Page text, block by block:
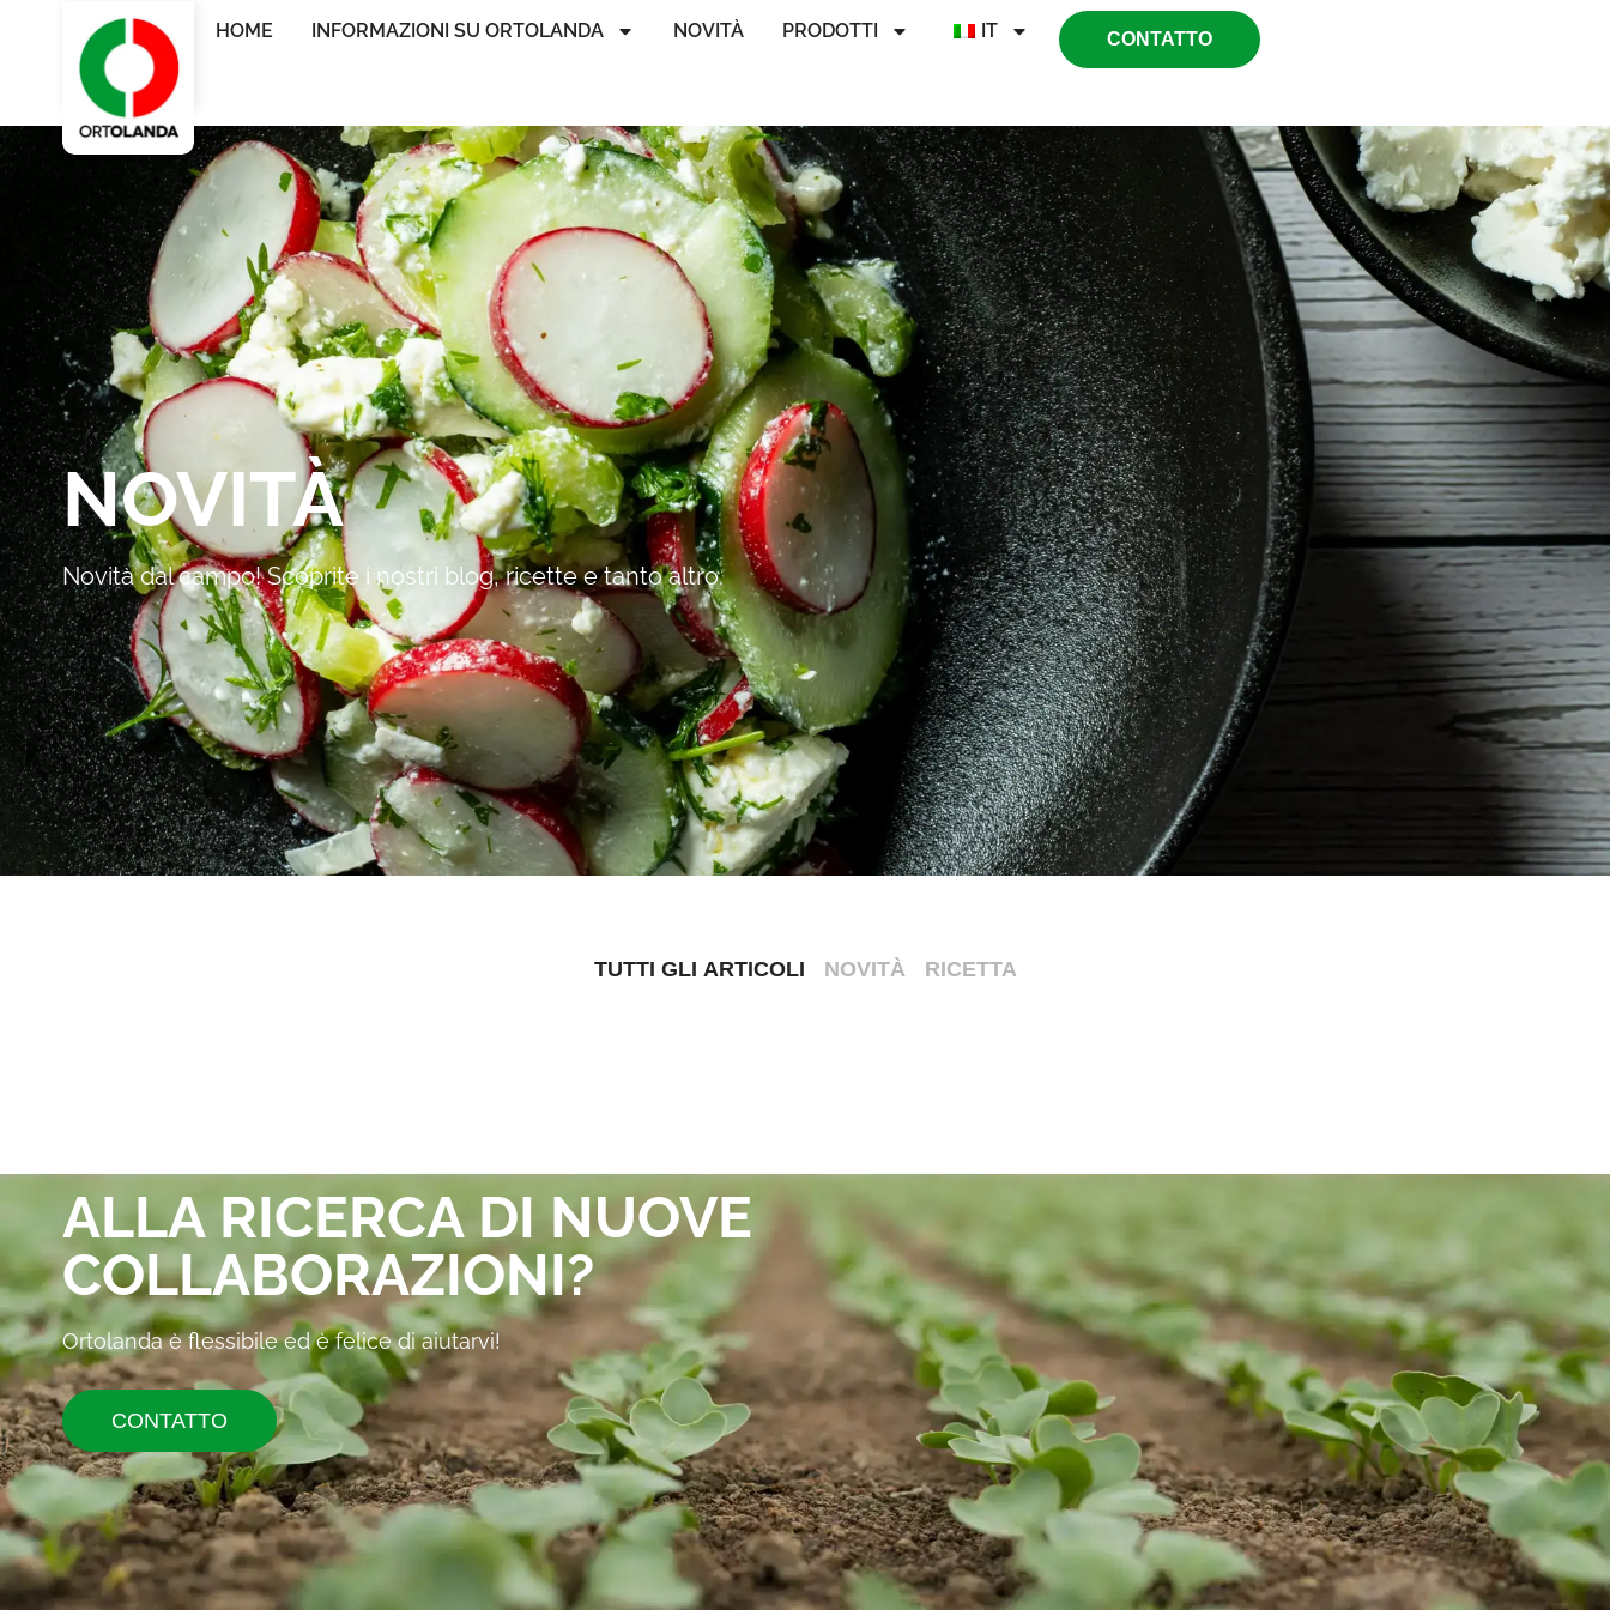
HOME INFORMAZIONI SU ORTOLANDA NOVITÀ PRODOTTI IT CONTATTO
NOVITÀ
Novità dal campo! Scoprite i nostri blog, ricette e tanto altro.
NOVITÀ RICETTA
TUTTI GLI ARTICOLI
ALLA RICERCA DI NUOVE
COLLABORAZIONI?
Ortolanda è flessibile ed è felice di aiutarvi!
CONTATTO